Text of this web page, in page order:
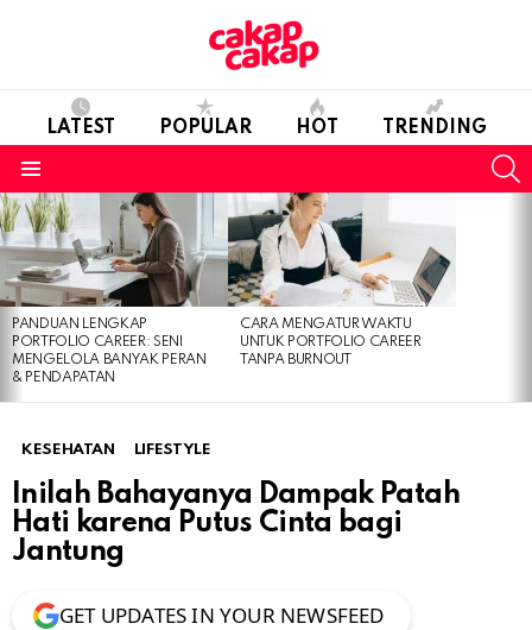
LATEST POPULAR HOT TRENDING
LATEST
STORIES
PANDUAN LENGKAP
PORTFOLIO CAREER: SENI
MENGELOLA BANYAK PERAN
& PENDAPATAN
CARA MENGATUR WAKTU
UNTUK PORTFOLIO CAREER
TANPA BURNOUT
KESEHATAN LIFESTYLE
Inilah Bahayanya Dampak Patah
Hati karena Putus Cinta bagi
Jantung
GET UPDATES IN YOUR NEWSFEED